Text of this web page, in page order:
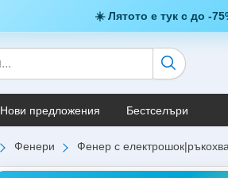
☀️ Лятото е тук с до -
Нови предложения Бестселъри
Фенери Фенер с